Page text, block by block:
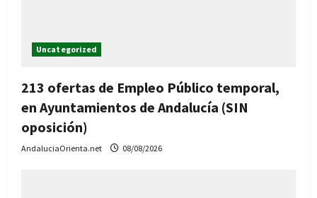
Uncategorized
213 ofertas de Empleo Público temporal,
en Ayuntamientos de Andalucía (SIN
oposición)
AndaluciaOrienta.net 08/08/2026